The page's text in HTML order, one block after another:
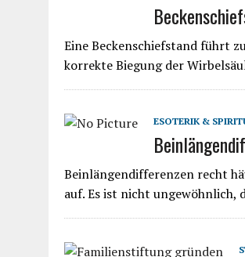
Eine Beckenschiefstand führt
korrekte Biegung der
ESOTERIK &
Beinlängendifferenzen recht
auf. Es ist nicht